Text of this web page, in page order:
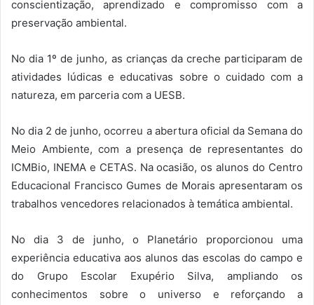
conscientização, aprendizado e compromisso com a
preservação ambiental.
No dia 1º de junho, as crianças da creche participaram de
atividades lúdicas e educativas sobre o cuidado com a
natureza, em parceria com a UESB.
No dia 2 de junho, ocorreu a abertura oficial da Semana do
Meio Ambiente, com a presença de representantes do
ICMBio, INEMA e CETAS. Na ocasião, os alunos do Centro
Educacional Francisco Gumes de Morais apresentaram os
trabalhos vencedores relacionados à temática ambiental.
No dia 3 de junho, o Planetário proporcionou uma
experiência educativa aos alunos das escolas do campo e
do Grupo Escolar Exupério Silva, ampliando os
conhecimentos sobre o universo e reforçando a